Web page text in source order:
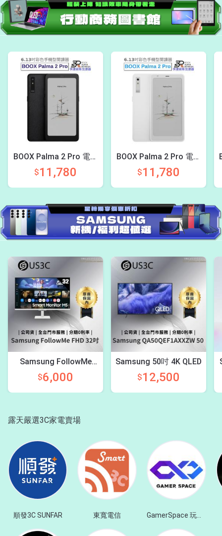
BOOX Palma 2 Pro 電子
書閱讀器
$11,780
BOOX Palma 2 Pro 電子
書閱讀器
$11,780
Samsung FollowMe
FHD 32吋
$6,000
Samsung 50吋 4K QLED
$12,500
露天嚴選3C家電賣場
順發3C SUNFAR 東寬電信